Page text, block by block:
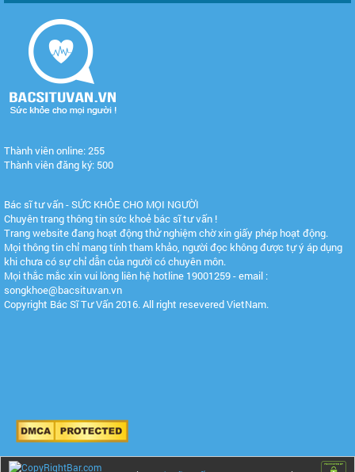
Thành viên online: 255
Thành viên đăng ký: 500
Bác sĩ tư vấn - SỨC KHỎE CHO MỌI NGƯỜI
Chuyên trang thông tin sức khoẻ bác sĩ tư vấn !
Trang website đang hoạt động thử nghiệm chờ xin giấy phép hoạt động.
Mọi thông tin chỉ mang tính tham khảo, người đọc không được tự ý áp dụng
khi chưa có sự chỉ dẫn của người có chuyên môn.
Mọi thắc mắc xin vui lòng liên hệ hotline 19001259 - email :
songkhoe@bacsituvan.vn
Copyright Bác Sĩ Tư Vấn 2016. All right resevered VietNam.